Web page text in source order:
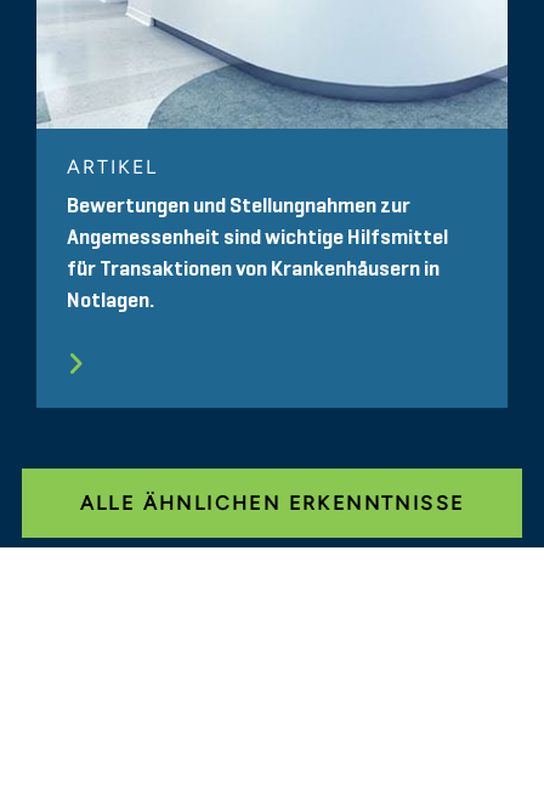
ARTIKEL
Bewertungen und Stellungnahmen zur
Angemessenheit sind wichtige Hilfsmittel
für Transaktionen von Krankenhäusern in
Notlagen.
ALLE ÄHNLICHEN ERKENNTNISSE